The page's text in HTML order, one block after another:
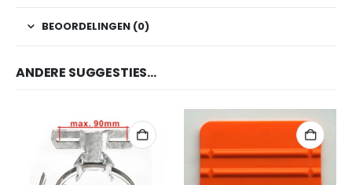
BEOORDELINGEN (0)
ANDERE SUGGESTIES…